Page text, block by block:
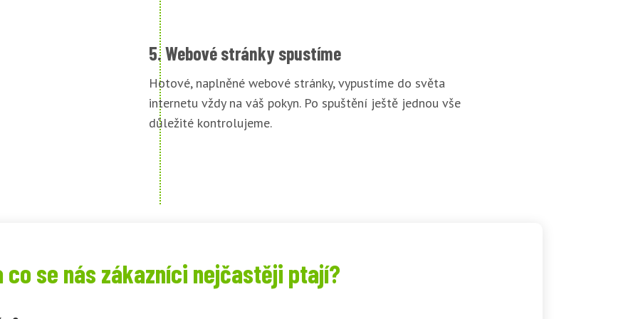
5. Webové stránky spustíme
Hotové, naplněné webové stránky, vypustíme do světa
internetu vždy na váš pokyn. Po spuštění ještě jednou vše
důležité kontrolujeme.
co se nás zákazníci nejčastěji ptají?